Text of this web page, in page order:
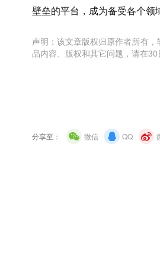
壁垒的平台，成为备受各个领
声明：该文章版权归原作者所有
品内容、版权和其它问题，请在
分享至： 微信 QQ